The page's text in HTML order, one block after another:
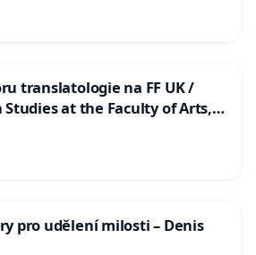
translatologie na FF UK /
Studies at the Faculty of Arts,
pro udělení milosti – Denis